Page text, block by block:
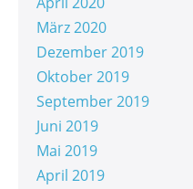
März 2020
Dezember 2019
Oktober 2019
September 2019
Juni 2019
Mai 2019
April 2019